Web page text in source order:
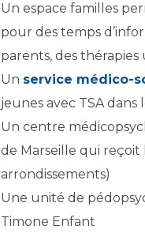
Un espace familles
pour des temps
parents, des
Un service médico-
jeunes avec TSA dans
Un centre
de Marseille qui reçoit
arrondissements)
Une unité de
Timone Enfant